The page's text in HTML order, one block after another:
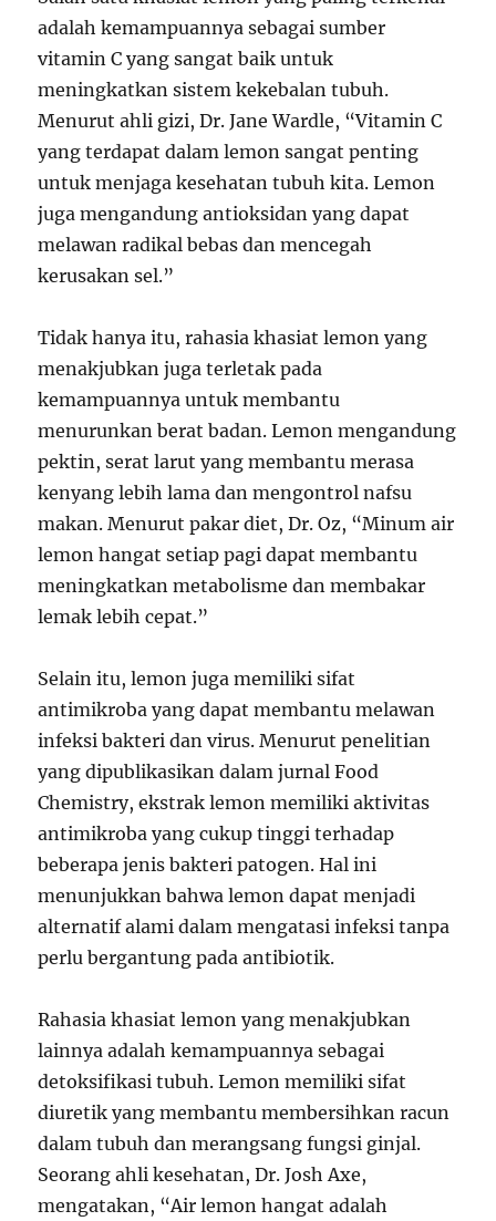
adalah kemampuannya sebagai sumber
vitamin C yang sangat baik untuk
meningkatkan sistem kekebalan tubuh.
Menurut ahli gizi, Dr. Jane Wardle, “Vitamin C
yang terdapat dalam lemon sangat penting
untuk menjaga kesehatan tubuh kita. Lemon
juga mengandung antioksidan yang dapat
melawan radikal bebas dan mencegah
kerusakan sel.”
Tidak hanya itu, rahasia khasiat lemon yang
menakjubkan juga terletak pada
kemampuannya untuk membantu
menurunkan berat badan. Lemon mengandung
pektin, serat larut yang membantu merasa
kenyang lebih lama dan mengontrol nafsu
makan. Menurut pakar diet, Dr. Oz, “Minum air
lemon hangat setiap pagi dapat membantu
meningkatkan metabolisme dan membakar
lemak lebih cepat.”
Selain itu, lemon juga memiliki sifat
antimikroba yang dapat membantu melawan
infeksi bakteri dan virus. Menurut penelitian
yang dipublikasikan dalam jurnal Food
Chemistry, ekstrak lemon memiliki aktivitas
antimikroba yang cukup tinggi terhadap
beberapa jenis bakteri patogen. Hal ini
menunjukkan bahwa lemon dapat menjadi
alternatif alami dalam mengatasi infeksi tanpa
perlu bergantung pada antibiotik.
Rahasia khasiat lemon yang menakjubkan
lainnya adalah kemampuannya sebagai
detoksifikasi tubuh. Lemon memiliki sifat
diuretik yang membantu membersihkan racun
dalam tubuh dan merangsang fungsi ginjal.
Seorang ahli kesehatan, Dr. Josh Axe,
mengatakan, “Air lemon hangat adalah